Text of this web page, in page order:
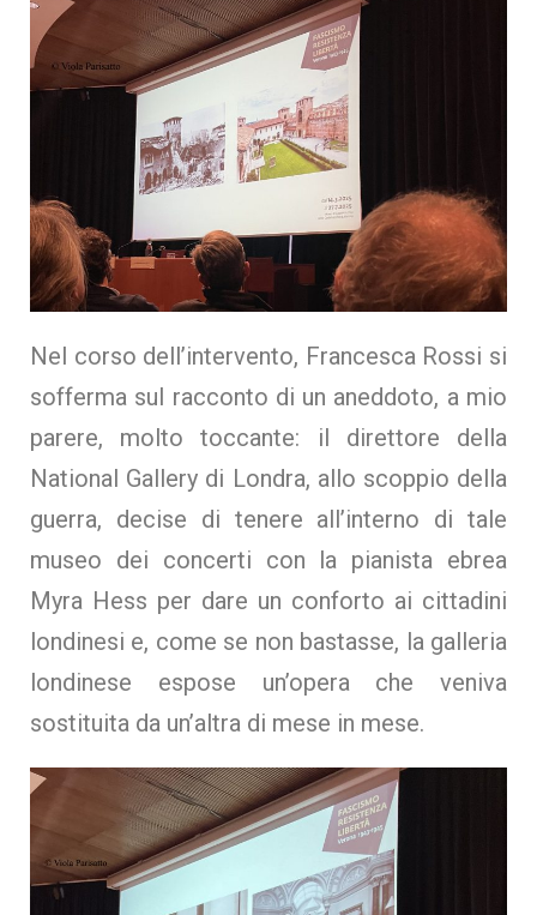
Nel corso dell’intervento, Francesca Rossi si
sofferma sul racconto di un aneddoto, a mio
parere, molto toccante: il direttore della
National Gallery di Londra, allo scoppio della
guerra, decise di tenere all’interno di tale
museo dei concerti con la pianista ebrea
Myra Hess per dare un conforto ai cittadini
londinesi e, come se non bastasse, la galleria
londinese espose un’opera che veniva
sostituita da un’altra di mese in mese.